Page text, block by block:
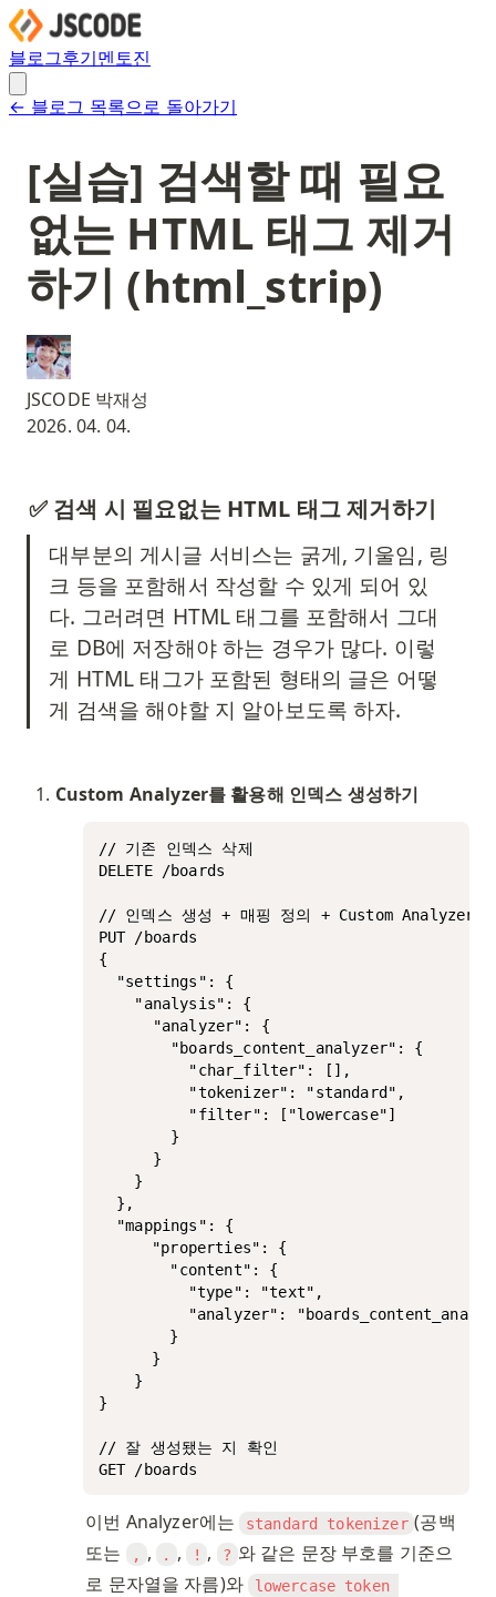
블로그후기멘토진
← 블로그 목록으로 돌아가기
[실습] 검색할 때 필요
없는 HTML 태그 제거
하기 (html_strip)
JSCODE 박재성
2026. 04. 04.
✅ 검색 시 필요없는 HTML 태그 제거하기
대부분의 게시글 서비스는 굵게, 기울임, 링
크 등을 포함해서 작성할 수 있게 되어 있
다. 그러려면 HTML 태그를 포함해서 그대
로 DB에 저장해야 하는 경우가 많다. 이렇
게 HTML 태그가 포함된 형태의 글은 어떻
게 검색을 해야할 지 알아보도록 하자.
Custom Analyzer를 활용해 인덱스 생성하기
// 기존 인덱스 삭제
DELETE /boards
// 인덱스 생성 + 매핑 정의 + Custom Analyzer
PUT /boards
{
  "settings": {
    "analysis": {
      "analyzer": {
        "boards_content_analyzer": {
          "char_filter": [],
          "tokenizer": "standard",
          "filter": ["lowercase"]
        }
      }
    }
  },
  "mappings": {
}
// 잘 생성됐는 지 확인
GET /boards
이번 Analyzer에는 standard tokenizer (공백
또는
, , . , ! , ? 와 같은 문장 부호를 기준으
로 문자열을 자름)와
lowercase token